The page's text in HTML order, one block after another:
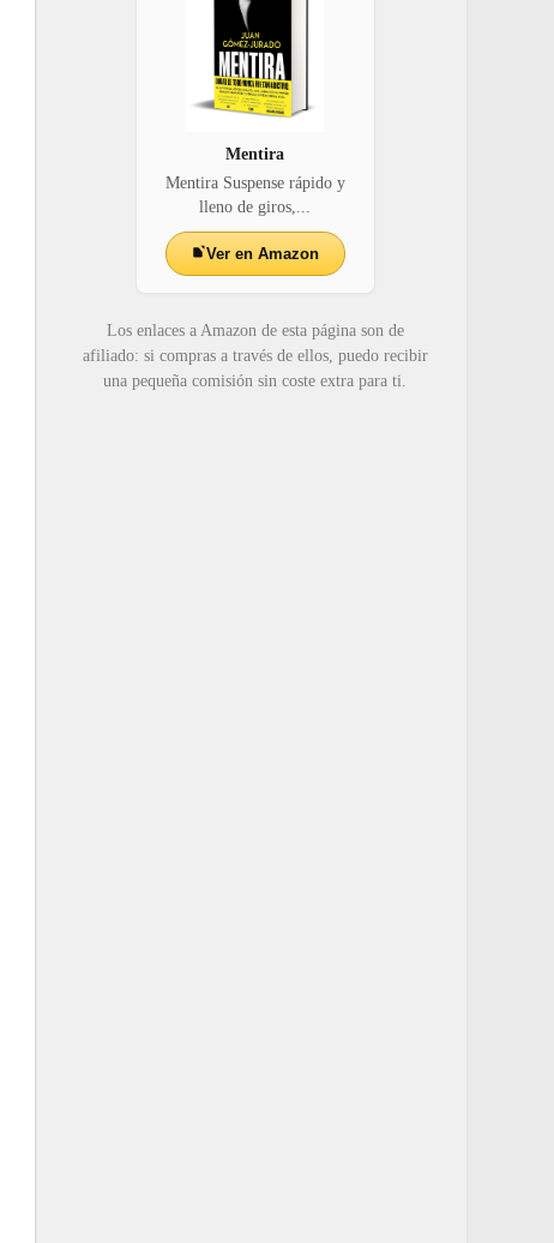
Mentira
Mentira Suspense rápido y
lleno de giros,...
Ver en Amazon
Los enlaces a Amazon de esta página son de
afiliado: si compras a través de ellos, puedo recibir
una pequeña comisión sin coste extra para ti.